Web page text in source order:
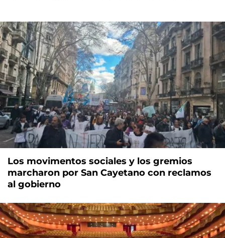
Los movimentos sociales y los gremios
marcharon por San Cayetano con reclamos
al gobierno